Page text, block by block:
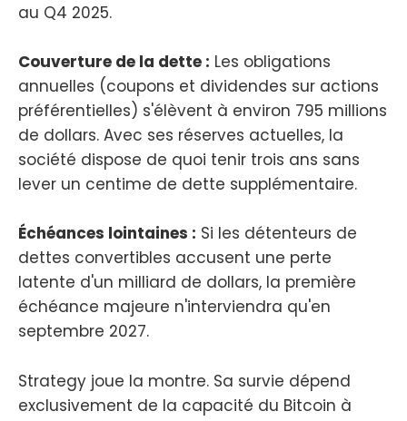
au Q4 2025.
Couverture de la dette : Les obligations
annuelles (coupons et dividendes sur actions
préférentielles) s'élèvent à environ 795 millions
de dollars. Avec ses réserves actuelles, la
société dispose de quoi tenir trois ans sans
lever un centime de dette supplémentaire.
Échéances lointaines : Si les détenteurs de
dettes convertibles accusent une perte
latente d'un milliard de dollars, la première
échéance majeure n'interviendra qu'en
septembre 2027.
Strategy joue la montre. Sa survie dépend
exclusivement de la capacité du Bitcoin à